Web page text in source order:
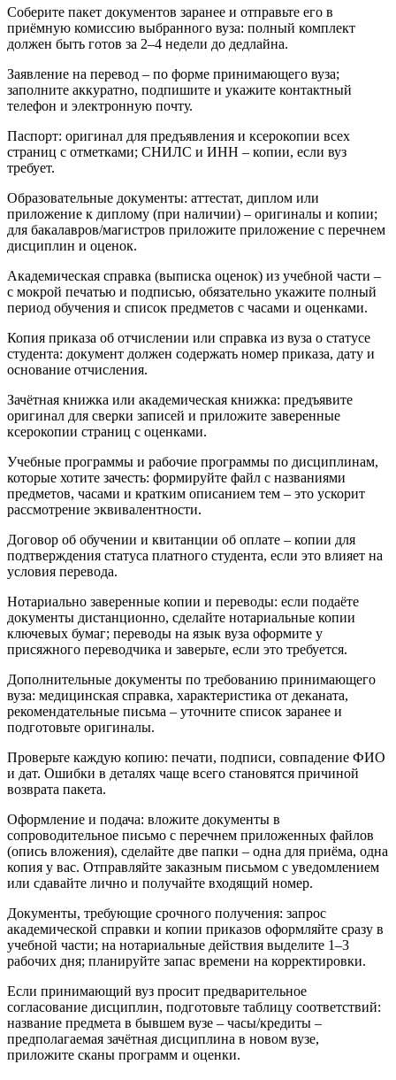
Соберите пакет документов заранее и отправьте его в
приёмную комиссию выбранного вуза: полный комплект
должен быть готов за 2–4 недели до дедлайна.
Заявление на перевод – по форме принимающего вуза;
заполните аккуратно, подпишите и укажите контактный
телефон и электронную почту.
Паспорт: оригинал для предъявления и ксерокопии всех
страниц с отметками; СНИЛС и ИНН – копии, если вуз
требует.
Образовательные документы: аттестат, диплом или
приложение к диплому (при наличии) – оригиналы и копии;
для бакалавров/магистров приложите приложение с перечнем
дисциплин и оценок.
Академическая справка (выписка оценок) из учебной части –
с мокрой печатью и подписью, обязательно укажите полный
период обучения и список предметов с часами и оценками.
Копия приказа об отчислении или справка из вуза о статусе
студента: документ должен содержать номер приказа, дату и
основание отчисления.
Зачётная книжка или академическая книжка: предъявите
оригинал для сверки записей и приложите заверенные
ксерокопии страниц с оценками.
Учебные программы и рабочие программы по дисциплинам,
которые хотите зачесть: формируйте файл с названиями
предметов, часами и кратким описанием тем – это ускорит
рассмотрение эквивалентности.
Договор об обучении и квитанции об оплате – копии для
подтверждения статуса платного студента, если это влияет на
условия перевода.
Нотариально заверенные копии и переводы: если подаёте
документы дистанционно, сделайте нотариальные копии
ключевых бумаг; переводы на язык вуза оформите у
присяжного переводчика и заверьте, если это требуется.
Дополнительные документы по требованию принимающего
вуза: медицинская справка, характеристика от деканата,
рекомендательные письма – уточните список заранее и
подготовьте оригиналы.
Проверьте каждую копию: печати, подписи, совпадение ФИО
и дат. Ошибки в деталях чаще всего становятся причиной
возврата пакета.
Оформление и подача: вложите документы в
сопроводительное письмо с перечнем приложенных файлов
(опись вложения), сделайте две папки – одна для приёма, одна
копия у вас. Отправляйте заказным письмом с уведомлением
или сдавайте лично и получайте входящий номер.
Документы, требующие срочного получения: запрос
академической справки и копии приказов оформляйте сразу в
учебной части; на нотариальные действия выделите 1–3
рабочих дня; планируйте запас времени на корректировки.
Если принимающий вуз просит предварительное
согласование дисциплин, подготовьте таблицу соответствий:
название предмета в бывшем вузе – часы/кредиты –
предполагаемая зачётная дисциплина в новом вузе,
приложите сканы программ и оценки.